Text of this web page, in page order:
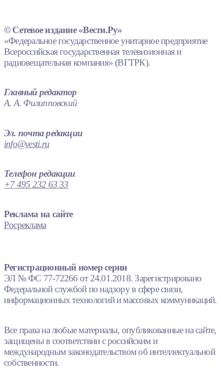
© Сетевое издание «Вести.Ру»
«Федеральное государственное унитарное предприятие
Всероссийская государственная телевизионная и
радиовещательная компания» (ВГТРК).
Главный редактор
А. А. Филипповский
Эл. почта редакции
info@vesti.ru
Телефон редакции
+7 495 232 63 33
Реклама на сайте
Росреклама
Регистрационный номер серии
ЭЛ № ФС 77-72266 от 24.01.2018. Зарегистрировано
Федеральной службой по надзору в сфере связи,
информационных технологий и массовых коммуникаций.
Все права на любые материалы, опубликованные на сайте,
защищены в соответствии с российским и
международным законодательством об интеллектуальной
собственности.